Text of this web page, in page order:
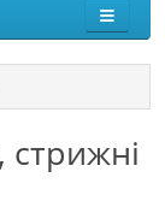
стрижні